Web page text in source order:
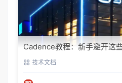
Cadence教程：新手避开这
技术文档